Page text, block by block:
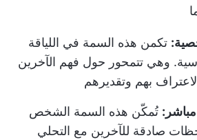
تكمن هذه السمة في اللياقة
وهي تتمحور حول فهم الآخرين
بهم وتقديرهم
تُمكّن هذه السمة الشخص
صادقة للآخرين مع التحلي